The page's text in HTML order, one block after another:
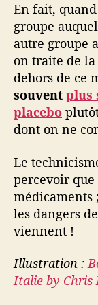
En fait,
groupe
autre groupe
on traite de
dehors de ce
souvent plus
placebo
dont on ne
Le
percevoir que
médicaments
les dangers
viennent !
Illustration :
Italie by Chris